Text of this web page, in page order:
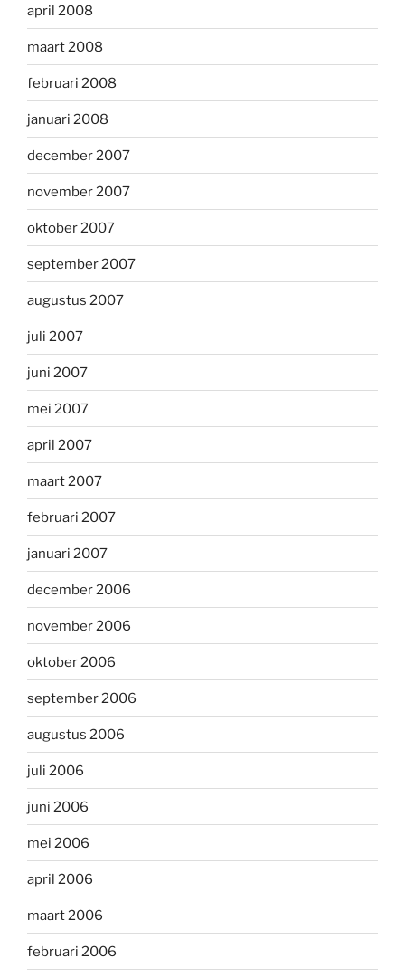
april 2008
maart 2008
februari 2008
januari 2008
december 2007
november 2007
oktober 2007
september 2007
augustus 2007
juli 2007
juni 2007
mei 2007
april 2007
maart 2007
februari 2007
januari 2007
december 2006
november 2006
oktober 2006
september 2006
augustus 2006
juli 2006
juni 2006
mei 2006
april 2006
maart 2006
februari 2006